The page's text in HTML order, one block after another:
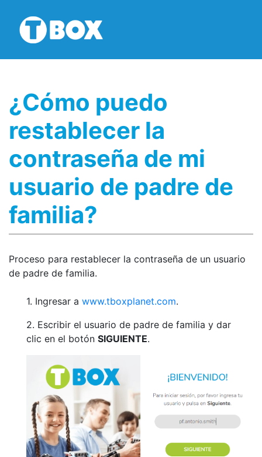
¿Cómo puedo
restablecer la
contraseña de mi
usuario de padre de
familia?
Proceso para restablecer la contraseña de un usuario
de padre de familia.
1. Ingresar a www.tboxplanet.com.
2. Escribir el usuario de padre de familia y dar
clic en el botón SIGUIENTE.